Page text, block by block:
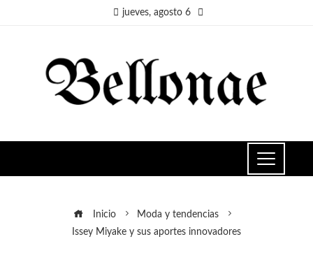
jueves, agosto 6
Inicio
Moda y tendencias
Issey Miyake y sus aportes innovadores